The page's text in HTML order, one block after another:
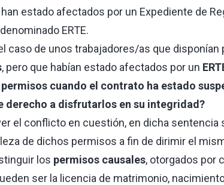
estado afectados por un Expediente de
ERTE.
caso de unos trabajadores/as que disponían
, pero que habían estado afectados por un
cuando el contrato ha estado
derecho a disfrutarlos en su integridad?
el conflicto en cuestión, en dicha sentencia
de dichos permisos a fin de dirimir el
los permisos causales, otorgados por
ser la licencia de matrimonio,